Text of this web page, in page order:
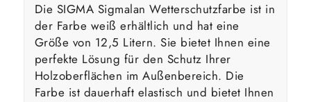
Die SIGMA Sigmalan Wetterschutzfarbe ist in
der Farbe weiß erhältlich und hat eine
Größe von 12,5 Litern. Sie bietet Ihnen eine
perfekte Lösung für den Schutz Ihrer
Holzoberflächen im Außenbereich. Die
Farbe ist dauerhaft elastisch und bietet Ihnen